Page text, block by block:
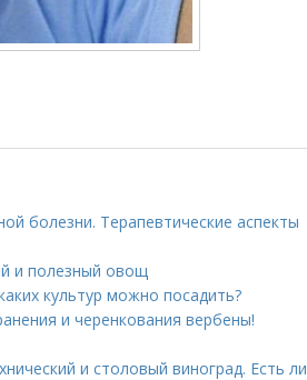
болезни. Терапевтические аспекты
и полезный овощ
культур можно посадить?
и черенкования вербены!
и столовый виноград. Есть ли